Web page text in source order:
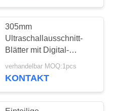
305mm
Ultraschallausschnitt-
Blätter mit Digital-
Generator-einfacher
Operation
verhandelbar MOQ:1pcs
KONTAKT